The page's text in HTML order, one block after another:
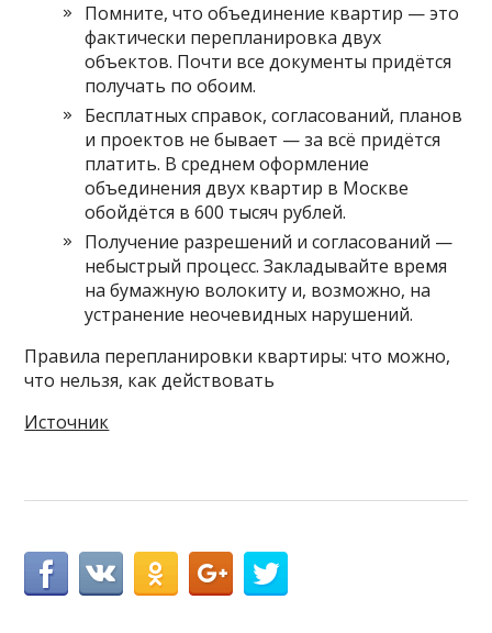
Помните, что объединение квартир — это
фактически перепланировка двух
объектов. Почти все документы придётся
получать по обоим.
Бесплатных справок, согласований, планов
и проектов не бывает — за всё придётся
платить. В среднем оформление
объединения двух квартир в Москве
обойдётся в 600 тысяч рублей.
Получение разрешений и согласований —
небыстрый процесс. Закладывайте время
на бумажную волокиту и, возможно, на
устранение неочевидных нарушений.
Правила перепланировки квартиры: что можно,
что нельзя, как действовать
Источник